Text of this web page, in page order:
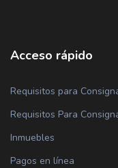
Acceso rápido
Requisitos para
Requisitos Para
Inmuebles
Pagos en línea